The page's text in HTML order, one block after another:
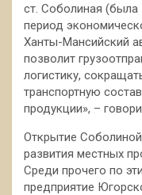
ст. Соболиная (была
период
Ханты-Мансийский
позволит
логистику,
транспортную
продукции», –
Открытие
развития местных
Среди прочего по
предприятие